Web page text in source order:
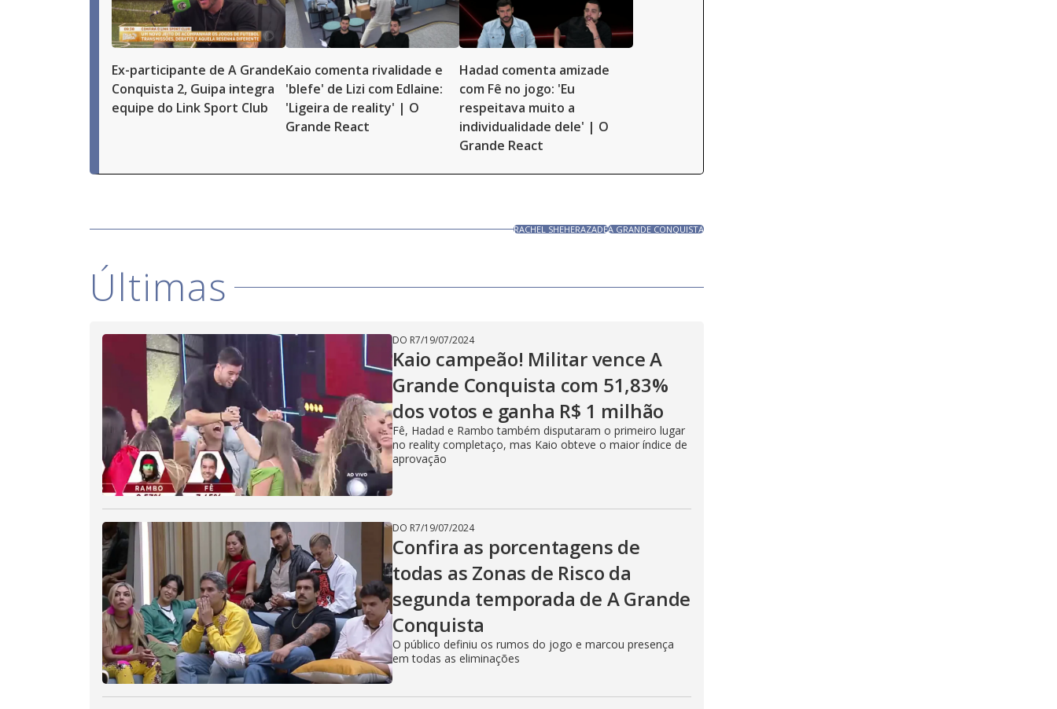
Ex-participante de A Grande
Conquista 2, Guipa integra
equipe do Link Sport Club
Kaio comenta rivalidade e
'blefe' de Lizi com Edlaine:
'Ligeira de reality' | O
Grande React
Hadad comenta amizade
com Fê no jogo: 'Eu
respeitava muito a
individualidade dele' | O
Grande React
RACHEL SHEHERAZADEA GRANDE CONQUISTA
Últimas
DO R7/19/07/2024
Kaio campeão! Militar vence A
Grande Conquista com 51,83%
dos votos e ganha R$ 1 milhão
Fê, Hadad e Rambo também disputaram o primeiro lugar
no reality completaço, mas Kaio obteve o maior índice de
aprovação
DO R7/19/07/2024
Confira as porcentagens de
todas as Zonas de Risco da
segunda temporada de A Grande
Conquista
O público definiu os rumos do jogo e marcou presença
em todas as eliminações